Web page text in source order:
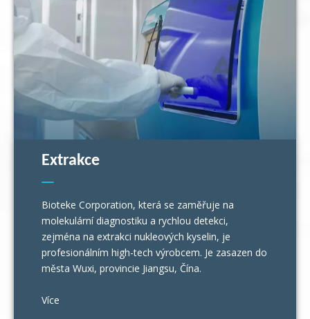
Extrakce
Bioteke Corporation, která se zaměřuje na
molekulární diagnostiku a rychlou detekci,
zejména na extrakci nukleových kyselin, je
profesionálním high-tech výrobcem. Je zasazen do
města Wuxi, provincie Jiangsu, Čína.
Více